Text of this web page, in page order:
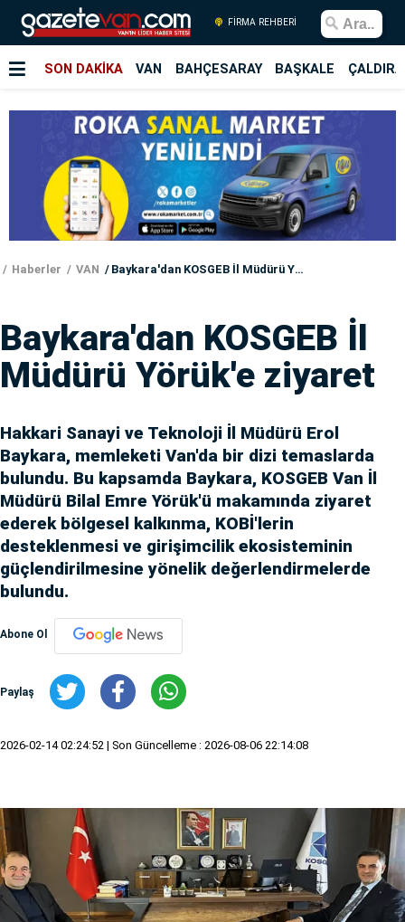
FİRMA REHBERİ
SON DAKİKA VAN BAHÇESARAY BAŞKALE
Haberler VAN Baykara'dan KOSGEB İl Müdürü Yörük'e ziyaret
Baykara'dan KOSGEB İl
Müdürü Yörük'e ziyaret
Hakkari Sanayi ve Teknoloji İl Müdürü Erol
Baykara, memleketi Van'da bir dizi temaslarda
bulundu. Bu kapsamda Baykara, KOSGEB Van İl
Müdürü Bilal Emre Yörük'ü makamında ziyaret
ederek bölgesel kalkınma, KOBİ'lerin
desteklenmesi ve girişimcilik ekosisteminin
güçlendirilmesine yönelik değerlendirmelerde
bulundu.
Abone Ol
Paylaş
2026-02-14 02:24:52 | Son Güncelleme : 2026-08-06 22:14:08